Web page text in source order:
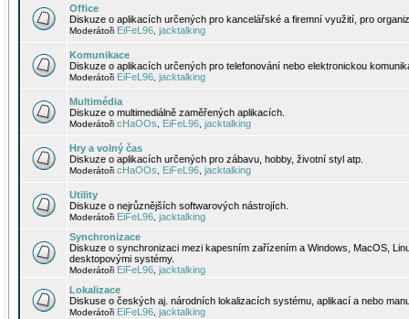
Office
Diskuze o aplikacích určených pro kancelářské a firemní využití, pro
Moderátoři EiFeL96 jacktalking
Komunikace
Diskuze o aplikacích určených pro telefonování nebo elektronickou
Moderátoři EiFeL96 jacktalking
Multimédia
Diskuze o multimediálně zaměřených aplikacích.
Moderátoři cHaOOs EiFeL96 jacktalking
Hry a volný čas
Diskuze o aplikacích určených pro zábavu, hobby, životní styl atp.
Moderátoři cHaOOs EiFeL96 jacktalking
Utility
Diskuze o nejrůznějších softwarových nástrojích.
Moderátoři EiFeL96 jacktalking
Synchronizace
Diskuze o synchronizaci mezi kapesním zařízením a Windows, MacOS,
desktopovými systémy.
Moderátoři EiFeL96 jacktalking
Lokalizace
Diskuse o českých aj. národních lokalizacích systému, aplikací a nebo
Moderátoři EiFeL96 jacktalking